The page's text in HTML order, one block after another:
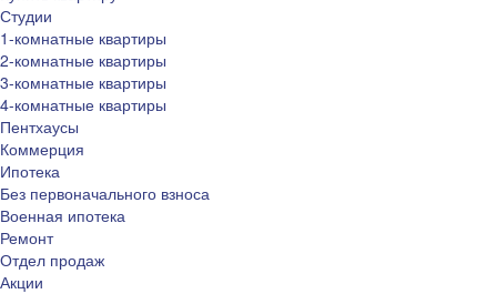
Студии
1-комнатные квартиры
2-комнатные квартиры
3-комнатные квартиры
4-комнатные квартиры
Пентхаусы
Коммерция
Ипотека
Без первоначального взноса
Военная ипотека
Ремонт
Отдел продаж
Акции